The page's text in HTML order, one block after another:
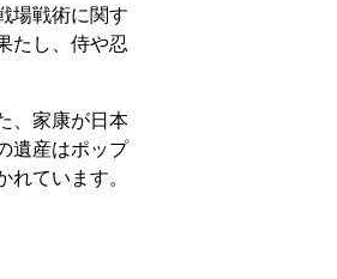
場戦術に関す
たし、侍や忍
、家康が日本
遺産はポップ
ています。